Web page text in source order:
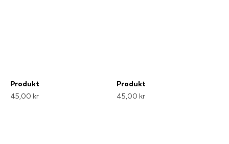
Produkt
45,00 kr
Produkt
45,00 kr